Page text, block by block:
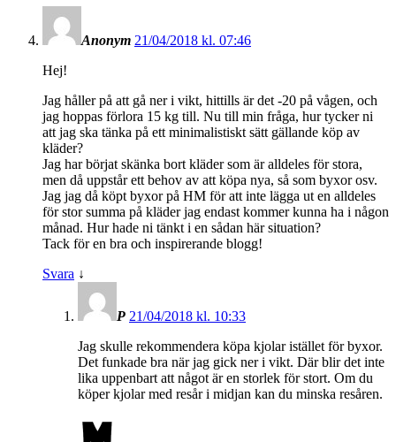
Anonym 21/04/2018 kl. 07:46
Hej!
Jag håller på att gå ner i vikt, hittills är det -20 på vågen, och
jag hoppas förlora 15 kg till. Nu till min fråga, hur tycker ni
att jag ska tänka på ett minimalistiskt sätt gällande köp av
kläder?
Jag har börjat skänka bort kläder som är alldeles för stora,
men då uppstår ett behov av att köpa nya, så som byxor osv.
Jag jag då köpt byxor på HM för att inte lägga ut en alldeles
för stor summa på kläder jag endast kommer kunna ha i någon
månad. Hur hade ni tänkt i en sådan här situation?
Tack för en bra och inspirerande blogg!
Svara ↓
P 21/04/2018 kl. 10:33
Jag skulle rekommendera köpa kjolar istället för byxor.
Det funkade bra när jag gick ner i vikt. Där blir det inte
lika uppenbart att något är en storlek för stort. Om du
köper kjolar med resår i midjan kan du minska resåren.